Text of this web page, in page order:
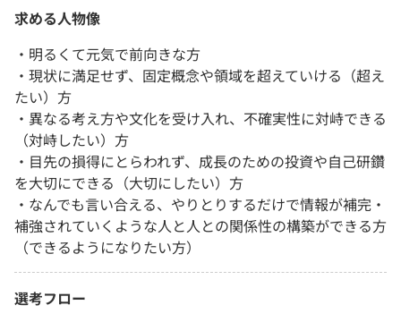
求める人物像
・明るくて元気で前向きな方
・現状に満足せず、固定概念や領域を超えていける（超え
たい）方
・異なる考え方や文化を受け入れ、不確実性に対峙できる
（対峙したい）方
・目先の損得にとらわれず、成長のための投資や自己研鑽
を大切にできる（大切にしたい）方
・なんでも言い合える、やりとりするだけで情報が補完・
補強されていくような人と人との関係性の構築ができる方
（できるようになりたい方）
選考フロー